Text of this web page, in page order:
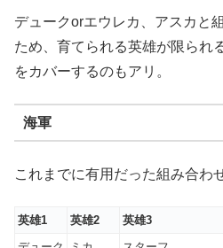
デュークorエウレカ、アスカと
ため、育てられる英雄が限られ
をカバーするのもアリ。
海軍
これまでに有用だった組み合わ
英雄1 英雄2 英雄3